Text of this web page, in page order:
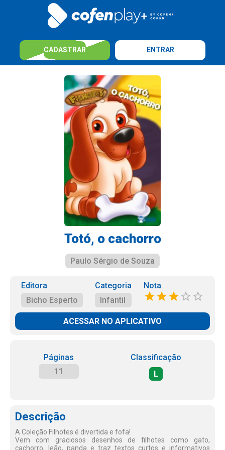
CADASTRAR ENTRAR
Totó, o cachorro
Paulo Sérgio de Souza
Editora
Bicho Esperto
Categoria
Infantil
Nota
ACESSAR NO APLICATIVO
Páginas
11
Classificação
L
Descrição
A Coleção Filhotes é divertida e fofa!
Vem com graciosos desenhos de filhotes como gato,
cachorro, leão, panda e traz textos curtos e informativos